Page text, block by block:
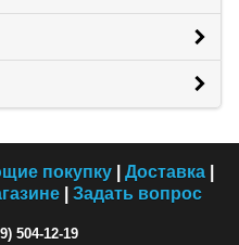
покупку| Доставка|
Задать вопрос
504-12-19